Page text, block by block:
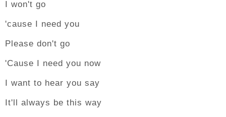
I won't go
'cause I need you
Please don't go
'Cause I need you now
I want to hear you say
It'll always be this way